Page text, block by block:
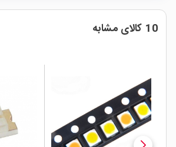
10 کالای مشابه